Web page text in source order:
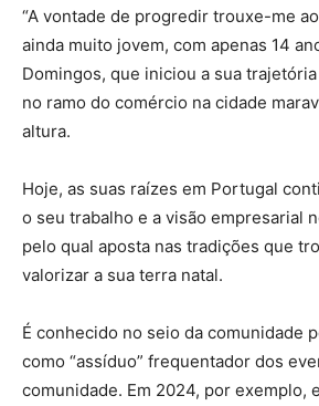
“A vontade de progredir trouxe-me
ainda muito jovem, com apenas 14
Domingos, que iniciou a sua
no ramo do comércio na cidade
altura.
Hoje, as suas raízes em Portugal
o seu trabalho e a visão empresarial
pelo qual aposta nas tradições que
valorizar a sua terra natal.
É conhecido no seio da comunidade
como “assíduo” frequentador dos
comunidade. Em 2024, por exemplo,